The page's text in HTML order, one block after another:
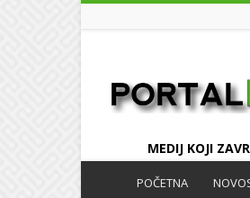
MEDIJ KOJI
POČETNA